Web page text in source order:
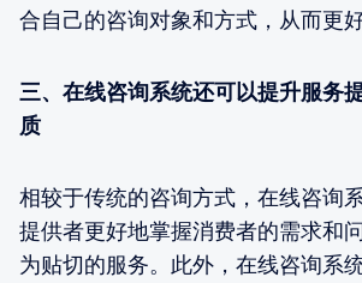
合自己的咨询对象和方式，从而更
三、在线咨询系统还可以提升服务
质
相较于传统的咨询方式，在线咨询
提供者更好地掌握消费者的需求和
为贴切的服务。此外，在线咨询系